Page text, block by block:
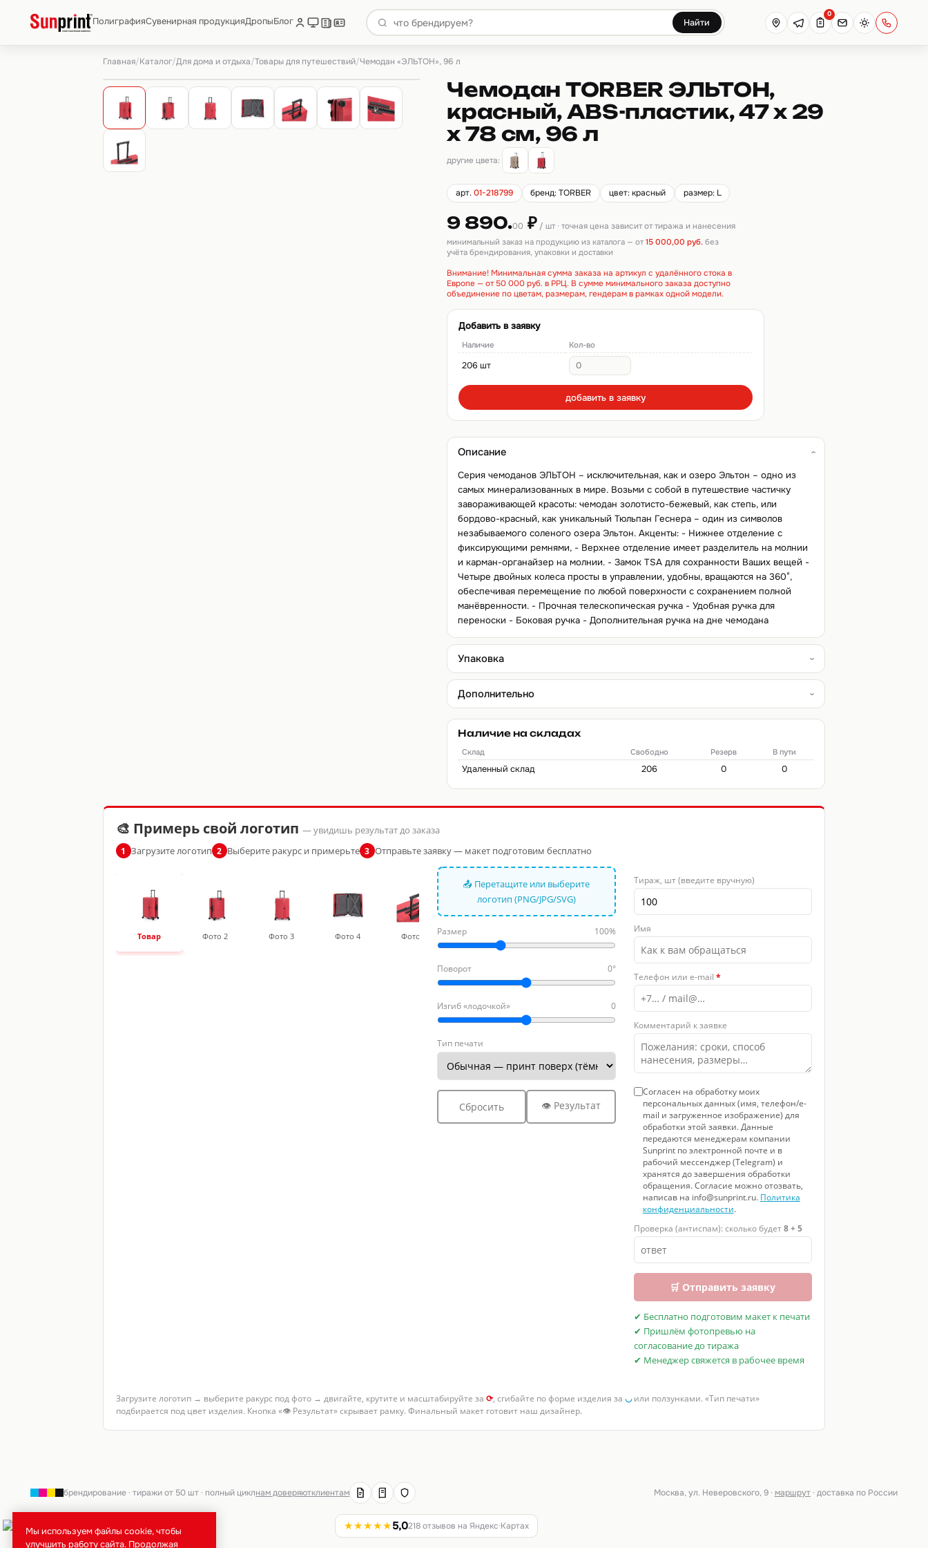
ПолиграфияСувенирная продукцияДропыБлог Найти
0
Главная/Каталог/Для дома и отдыха/Товары для путешествий/Чемодан «ЭЛЬТОН», 96 л
Чемодан TORBER ЭЛЬТОН,
красный, ABS-пластик, 47 х 29
х 78 см, 96 л
другие цвета:
арт.01-218799 бренд: TORBER цвет: красный размер: L
9 890.00 ₽ / шт · точная цена зависит от тиража и нанесения
минимальный заказ на продукцию из каталога — от15 000,00 руб. без
учёта брендирования, упаковки и доставки
Внимание! Минимальная сумма заказа на артикул с удалённого стока в
Европе — от 50 000 руб. в РРЦ. В сумме минимального заказа доступно
объединение по цветам, размерам, гендерам в рамках одной модели.
Добавить в заявку
Наличие Кол-во
206 шт
добавить в заявку
Описание
Серия чемоданов ЭЛЬТОН – исключительная, как и озеро Эльтон – одно из
самых минерализованных в мире. Возьми с собой в путешествие частичку
завораживающей красоты: чемодан золотисто-бежевый, как степь, или
бордово-красный, как уникальный Тюльпан Геснера – один из символов
незабываемого соленого озера Эльтон. Акценты: - Нижнее отделение с
фиксирующими ремнями, - Верхнее отделение имеет разделитель на молнии
и карман-органайзер на молнии. - Замок TSA для сохранности Ваших вещей -
Четыре двойных колеса просты в управлении, удобны, вращаются на 360°,
обеспечивая перемещение по любой поверхности с сохранением полной
манёвренности. - Прочная телескопическая ручка - Удобная ручка для
переноски - Боковая ручка - Дополнительная ручка на дне чемодана
Упаковка
Дополнительно
Наличие на складах
Склад Свободно Резерв В пути
Удаленный склад 206 0 0
🎨 Примерь свой логотип — увидишь результат до заказа
1 Загрузите логотип 2 Выберите ракурс и примерьте 3 Отправьте заявку — макет подготовим бесплатно
Товар Фото 2 Фото 3 Фото 4 Фото 5 Фото 8
📤 Перетащите или выберите
логотип (PNG/JPG/SVG)
Размер 100%
Поворот 0°
Изгиб «лодочкой» 0
Тип печати
Сбросить 👁 Результат
Тираж, шт (введите вручную)
Имя
Телефон или e-mail *
Комментарий к заявке
Согласен на обработку моих
персональных данных (имя, телефон/e-
mail и загруженное изображение) для
обработки этой заявки. Данные
передаются менеджерам компании
Sunprint по электронной почте и в
рабочий мессенджер (Telegram) и
хранятся до завершения обработки
обращения. Согласие можно отозвать,
написав на info@sunprint.ru. Политика
конфиденциальности.
Проверка (антиспам): сколько будет8 + 5
🛒 Отправить заявку
✔ Бесплатно подготовим макет к печати
✔ Пришлём фотопревью на
согласование до тиража
✔ Менеджер свяжется в рабочее время
Загрузите логотип → выберите ракурс под фото → двигайте, крутите и масштабируйте за ⟳, сгибайте по форме изделия за ◡или ползунками. «Тип печати»
подбирается под цвет изделия. Кнопка «👁 Результат» скрывает рамку. Финальный макет готовит наш дизайнер.
брендирование · тиражи от 50 шт · полный циклнам доверяютклиентам Москва, ул. Неверовского, 9 · маршрут· доставка по России
★★★★★5,0218 отзывов на Яндекс·Картах
Мы используем файлы cookie, чтобы
улучшить работу сайта. Продолжая